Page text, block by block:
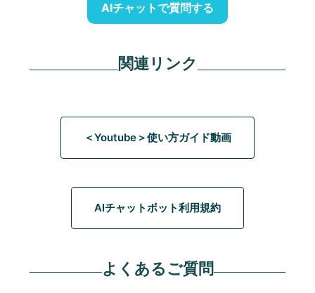
AIチャットで質問する
関連リンク
＜Youtube＞使い方ガイド動画
AIチャットボット利用規約
よくあるご質問